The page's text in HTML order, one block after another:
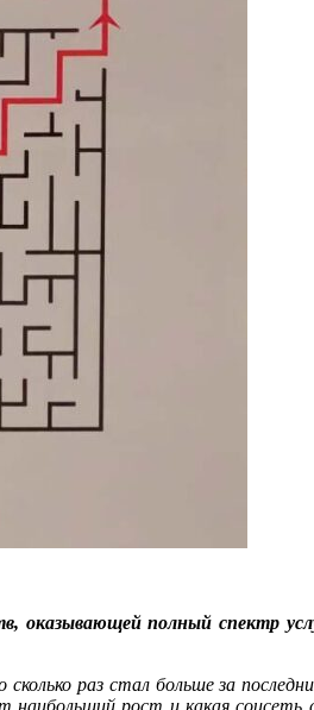
оказывающей полный спектр
раз стал больше за
рост и какая соцсеть